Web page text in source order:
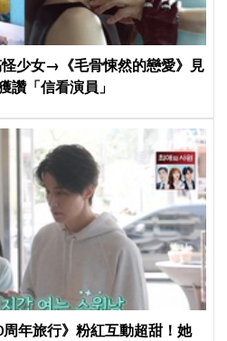
少女→《毛骨悚然的戀愛》見
讚「信看演員」
年旅行》粉紅互動超甜！她